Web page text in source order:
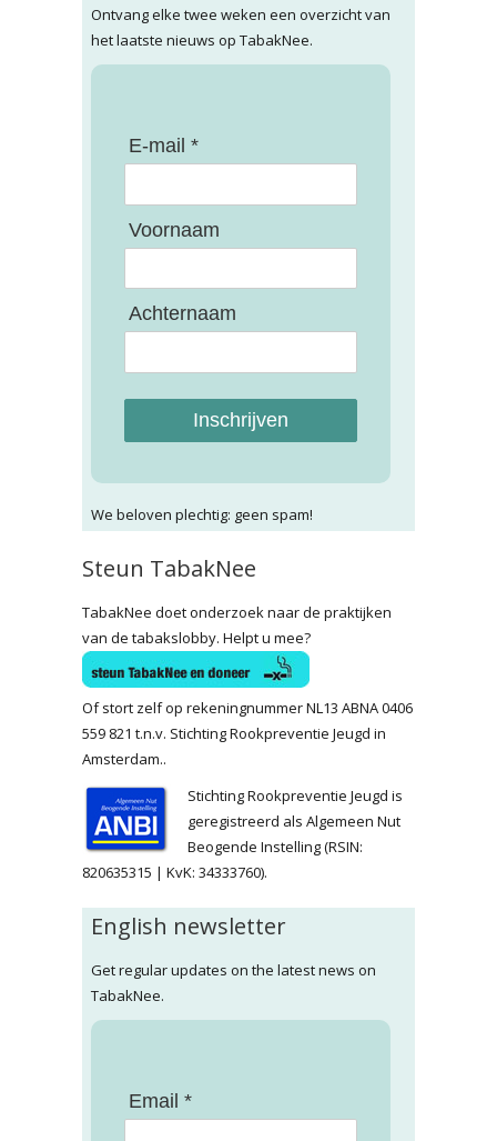
Ontvang elke twee weken een overzicht van
het laatste nieuws op TabakNee.
E-mail *
Voornaam
Achternaam
Inschrijven
We beloven plechtig: geen spam!
Steun TabakNee
TabakNee doet onderzoek naar de praktijken
van de tabakslobby. Helpt u mee?
Of stort zelf op rekeningnummer NL13 ABNA 0406
559 821 t.n.v. Stichting Rookpreventie Jeugd in
Amsterdam..
Stichting Rookpreventie Jeugd is
geregistreerd als Algemeen Nut
Beogende Instelling (RSIN:
820635315 | KvK: 34333760).
English newsletter
Get regular updates on the latest news on
TabakNee.
Email *